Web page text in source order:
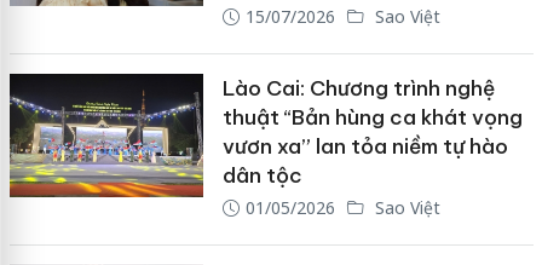
15/07/2026 Sao Việt
Lào Cai: Chương trình nghệ
thuật “Bản hùng ca khát vọng
vươn xa” lan tỏa niềm tự hào
dân tộc
01/05/2026 Sao Việt